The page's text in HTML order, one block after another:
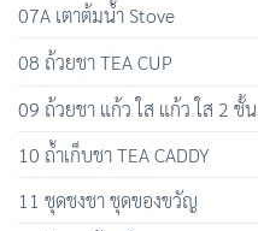
07A เตาต้มน้ำ Stove
08 ถ้วยชา TEA CUP
09 ถ้วยชา แก้ว ใส แก้ว ใส 2 ชั้น
10 ถ้ำเก็บชา TEA CADDY
11 ชุดชงชา ชุดของขวัญ